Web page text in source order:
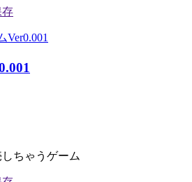
ちゃうゲーム